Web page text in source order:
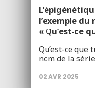
l’exemple
« Qu’est-ce
Qu’est-ce que
nom de la
02 AVR 2025